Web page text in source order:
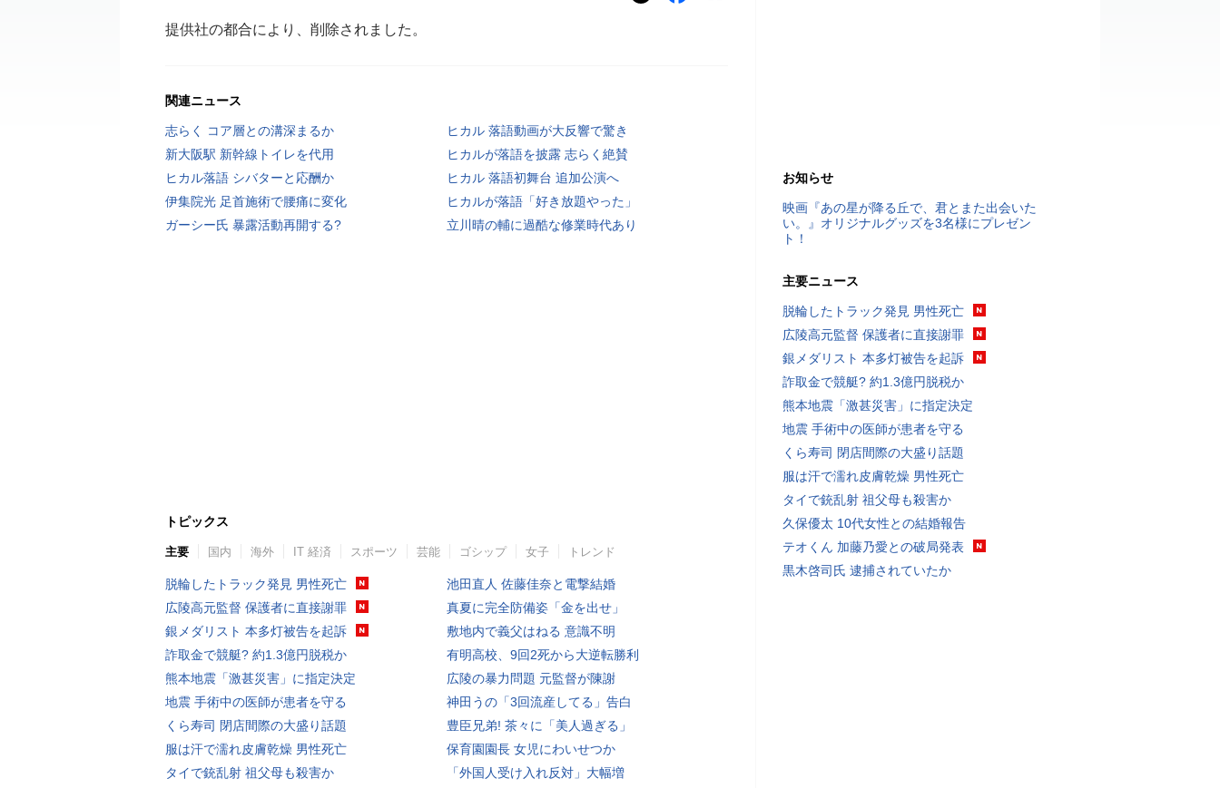
提供社の都合により、削除されました。
関連ニュース
志らく コア層との溝深まるか
ヒカル 落語動画が大反響で驚き
新大阪駅 新幹線トイレを代用
ヒカルが落語を披露 志らく絶賛
ヒカル落語 シバターと応酬か
ヒカル 落語初舞台 追加公演へ
伊集院光 足首施術で腰痛に変化
ヒカルが落語「好き放題やった」
ガーシー氏 暴露活動再開する?
立川晴の輔に過酷な修業時代あり
トピックス
主要 国内 海外 IT 経済 スポーツ 芸能 ゴシップ 女子 トレンド
脱輪したトラック発見 男性死亡
広陵高元監督 保護者に直接謝罪
銀メダリスト 本多灯被告を起訴
詐取金で競艇? 約1.3億円脱税か
熊本地震「激甚災害」に指定決定
地震 手術中の医師が患者を守る
くら寿司 閉店間際の大盛り話題
服は汗で濡れ皮膚乾燥 男性死亡
タイで銃乱射 祖父母も殺害か
池田直人 佐藤佳奈と電撃結婚
真夏に完全防備姿「金を出せ」
敷地内で義父はねる 意識不明
有明高校、9回2死から大逆転勝利
広陵の暴力問題 元監督が陳謝
神田うの「3回流産してる」告白
豊臣兄弟! 茶々に「美人過ぎる」
保育園園長 女児にわいせつか
「外国人受け入れ反対」大幅増
お知らせ
映画『あの星が降る丘で、君とまた出会いた
い。』オリジナルグッズを3名様にプレゼン
ト！
主要ニュース
脱輪したトラック発見 男性死亡
広陵高元監督 保護者に直接謝罪
銀メダリスト 本多灯被告を起訴
詐取金で競艇? 約1.3億円脱税か
熊本地震「激甚災害」に指定決定
地震 手術中の医師が患者を守る
くら寿司 閉店間際の大盛り話題
服は汗で濡れ皮膚乾燥 男性死亡
タイで銃乱射 祖父母も殺害か
久保優太 10代女性との結婚報告
テオくん 加藤乃愛との破局発表
黒木啓司氏 逮捕されていたか